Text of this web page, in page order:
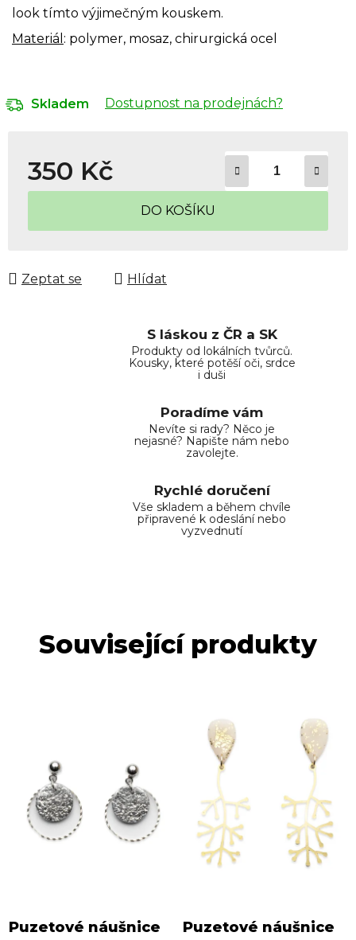
look tímto výjimečným kouskem.
Materiál : polymer, mosaz, chirurgická ocel
Skladem Dostupnost na prodejnách?
350 Kč
Měrná cena:
DO KOŠÍKU
Zeptat se Hlídat
S láskou z ČR a SK
Produkty od lokálních tvůrců.
Kousky, které potěší oči, srdce
i duši
Poradíme vám
Nevíte si rady? Něco je
nejasné? Napište nám nebo
zavolejte.
Rychlé doručení
Vše skladem a během chvíle
připravené k odeslání nebo
vyzvednutí
Související produkty
Puzetové náušnice
Puzetové náušnice